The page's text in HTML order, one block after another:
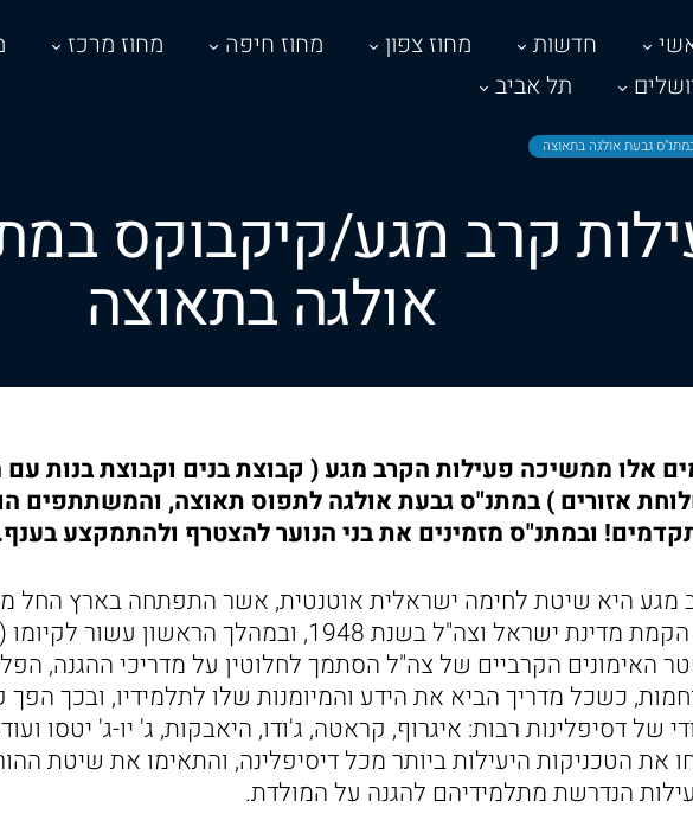
חדשות מחוז צפון מחוז חיפה מחוז מרכז
תל אביב
גבעת אולגה בתאוצה
קרב מגע/קיקבוקס
אולגה בתאוצה
אלו ממשיכה פעילות הקרב מגע ( קבוצת בנים וקבוצת בנות עם
אזורים ) במתנ"ס גבעת אולגה לתפוס תאוצה, והמשתתפים
ובמתנ"ס מזמינים את בני הנוער להצטרף ולהתמקצע
האימונים הקרביים של צה"ל הסתמך לחלוטין על מדריכי ההגנה,
כשכל מדריך הביא את הידע והמיומנות שלו לתלמידיו, ובכך
של דסיפלינות רבות: איגרוף, קראטה, ג'ודו, היאבקות, ג' יו-ג' יטסו
את הטכניקות היעילות ביותר מכל דיסיפלינה, והתאימו את שיטת
הנדרשת מתלמידיהם להגנה על המולדת.